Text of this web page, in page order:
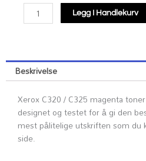
Xerox
C320
Magenta
Toner
1,8K
-
006R04821
antall
Legg I Handlekurv
Beskrivelse
Xerox C320 / C325 magenta
designet og testet for å gi den
mest pålitelige utskriften som du
side.